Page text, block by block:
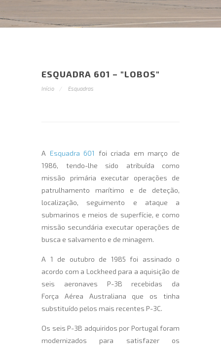
ESQUADRA 601 – "LOBOS"
Início Esquadras
A Esquadra 601
foi criada em março de
1986, tendo-lhe sido atribuída como
missão primária executar operações de
patrulhamento marítimo e de deteção,
localização, seguimento e ataque a
submarinos e meios de superfície, e como
missão secundária executar operações de
busca e salvamento e de minagem.
A 1 de outubro de 1985 foi assinado o
acordo com a Lockheed para a aquisição de
seis aeronaves P-3B recebidas da
Força Aérea Australiana que os tinha
substituído pelos mais recentes P-3C.
Os seis P-3B adquiridos por Portugal foram
modernizados para satisfazer os